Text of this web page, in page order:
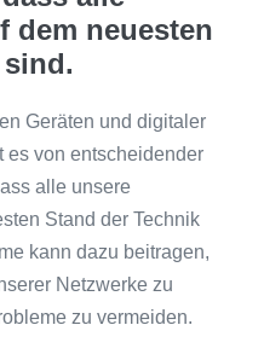
dem neuesten
Geräten und digitaler
es von entscheidender
alle unsere
Stand der Technik
kann dazu beitragen,
Netzwerke zu
zu vermeiden.